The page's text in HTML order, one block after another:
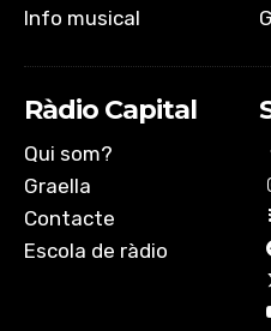
Info musical
Ràdio Capital
Qui som?
Graella
Contacte
Escola de ràdio